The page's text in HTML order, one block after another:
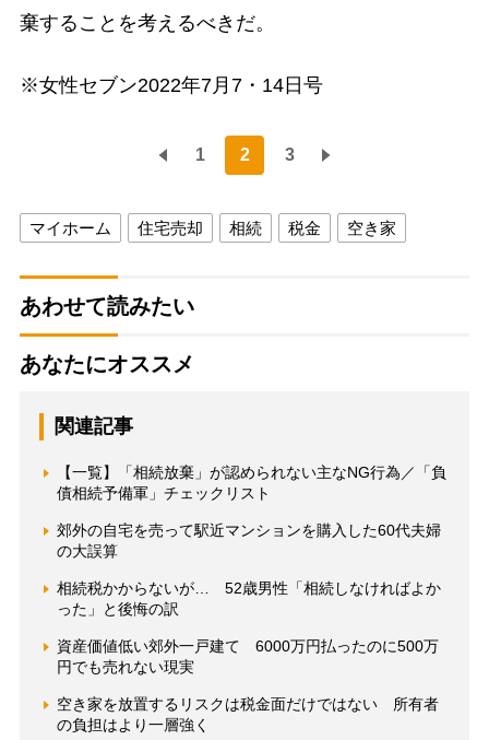
棄することを考えるべきだ。
※女性セブン2022年7月7・14日号
1 2 3
マイホーム 住宅売却 相続 税金 空き家
あわせて読みたい
あなたにオススメ
関連記事
【一覧】「相続放棄」が認められない主なNG行為／「負
債相続予備軍」チェックリスト
郊外の自宅を売って駅近マンションを購入した60代夫婦
の大誤算
相続税かからないが… 52歳男性「相続しなければよか
った」と後悔の訳
資産価値低い郊外一戸建て 6000万円払ったのに500万
円でも売れない現実
空き家を放置するリスクは税金面だけではない 所有者
の負担はより一層強く